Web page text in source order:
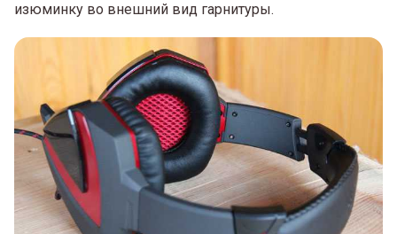
изюминку во внешний вид гарнитуры.